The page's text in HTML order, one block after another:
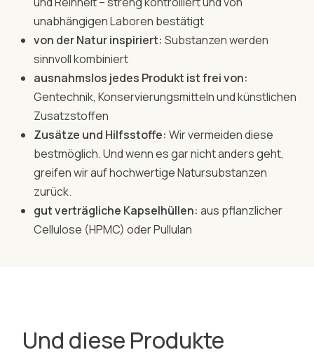
unabhängigen Laboren bestätigt
von der Natur inspiriert: Substanzen werden
sinnvoll kombiniert
ausnahmslos jedes Produkt ist frei von:
Gentechnik, Konservierungsmitteln und künstlichen
Zusatzstoffen
Zusätze und Hilfsstoffe: Wir vermeiden diese
bestmöglich. Und wenn es gar nicht anders geht,
greifen wir auf hochwertige Natursubstanzen
zurück.
gut verträgliche Kapselhüllen: aus pflanzlicher
Cellulose (HPMC) oder Pullulan
Und diese Produkte